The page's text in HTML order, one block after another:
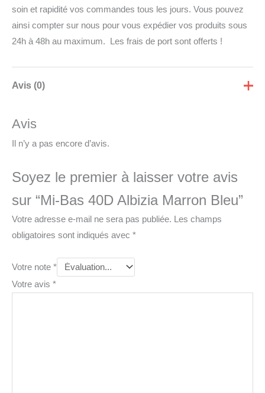
soin et rapidité vos commandes tous les jours. Vous pouvez
ainsi compter sur nous pour vous expédier vos produits sous
24h à 48h au maximum. Les frais de port sont offerts !
Avis (0)
Avis
Il n’y a pas encore d’avis.
Soyez le premier à laisser votre avis
sur “Mi-Bas 40D Albizia Marron Bleu”
Votre adresse e-mail ne sera pas publiée. Les champs
obligatoires sont indiqués avec *
Votre note *
Votre avis *